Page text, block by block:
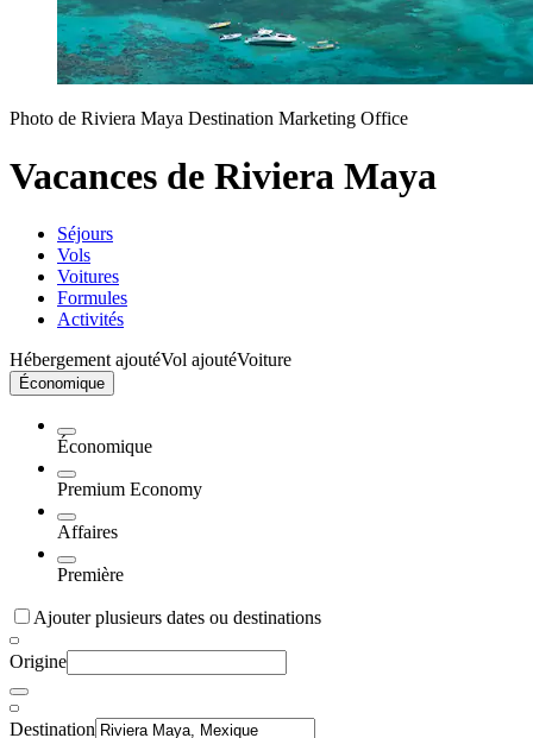
Photo de Riviera Maya Destination Marketing Office
Vacances de Riviera Maya
Séjours
Vols
Voitures
Formules
Activités
Hébergement ajoutéVol ajoutéVoiture
Économique
Économique
Premium Economy
Affaires
Première
Ajouter plusieurs dates ou destinations
Origine
Destination